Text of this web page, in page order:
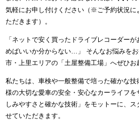
気軽にお申し付けください（※ご予約状況に
ただきます）。
「ネットで安く買ったドライブレコーダー
めばいいか分からない…」 そんなお悩みを
市・上里エリアの「土屋整備工場」へぜひお
私たちは、車検や一般整備で培った確かな
様の大切な愛車の安全・安心なカーライフ
しみやすさと確かな技術」をモットーに、
せていただきます。